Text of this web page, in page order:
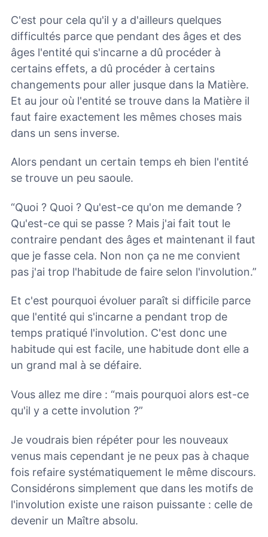
C'est pour cela qu'il y a d'ailleurs quelques
difficultés parce que pendant des âges et des
âges l'entité qui s'incarne a dû procéder à
certains effets, a dû procéder à certains
changements pour aller jusque dans la Matière.
Et au jour où l'entité se trouve dans la Matière il
faut faire exactement les mêmes choses mais
dans un sens inverse.
Alors pendant un certain temps eh bien l'entité
se trouve un peu saoule.
“Quoi ? Quoi ? Qu'est-ce qu'on me demande ?
Qu'est-ce qui se passe ? Mais j'ai fait tout le
contraire pendant des âges et maintenant il faut
que je fasse cela. Non non ça ne me convient
pas j'ai trop l'habitude de faire selon l'involution.”
Et c'est pourquoi évoluer paraît si difficile parce
que l'entité qui s'incarne a pendant trop de
temps pratiqué l'involution. C'est donc une
habitude qui est facile, une habitude dont elle a
un grand mal à se défaire.
Vous allez me dire : “mais pourquoi alors est-ce
qu'il y a cette involution ?”
Je voudrais bien répéter pour les nouveaux
venus mais cependant je ne peux pas à chaque
fois refaire systématiquement le même discours.
Considérons simplement que dans les motifs de
l'involution existe une raison puissante : celle de
devenir un Maître absolu.